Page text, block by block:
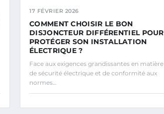
17 FÉVRIER 2026
COMMENT CHOISIR LE BON
DISJONCTEUR DIFFÉRENTIEL POUR
PROTÉGER SON INSTALLATION
ÉLECTRIQUE ?
Face aux exigences grandissantes en matière
de sécurité électrique et de conformité aux
normes…